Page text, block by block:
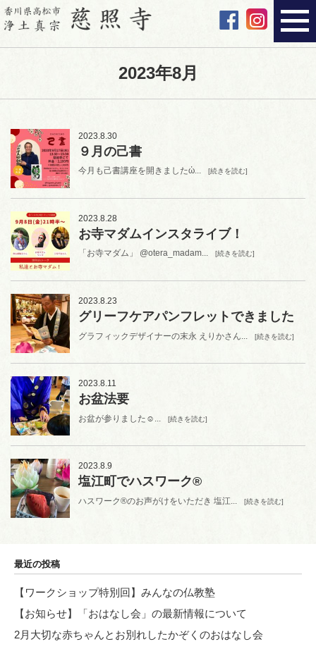
2023年8月
2023.8.30
９月の己書
今月も己書講座を開きましたὠ... [続きを読む]
2023.8.28
お寺マダムインスタライブ！
「お寺マダム」 @otera_madam... [続きを読む]
2023.8.23
グリーフケアパンフレットできました
グラフィックデザイナーの末永 えりかさん... [続きを読む]
2023.8.11
お盆法要
お盆が参りました☺... [続きを読む]
2023.8.9
塩江町でハスワーク®
ハスワーク®︎のお声がけをいただき 塩江... [続きを読む]
最近の投稿
【ワークショップ特別回】みんなの仏教塾
【お知らせ】「おはなし会」の最新情報について
2月大切な赤ちゃんとお別れしたかぞくのおはなし会